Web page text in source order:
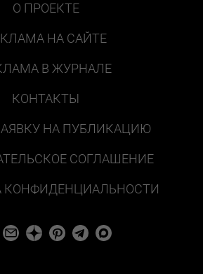
О ПРОЕКТЕ
НА САЙТЕ
В ЖУРНАЛЕ
КОНТАКТЫ
НА ПУБЛИКАЦИЮ
СОГЛАШЕНИЕ
КОНФИДЕНЦИАЛЬНОСТИ